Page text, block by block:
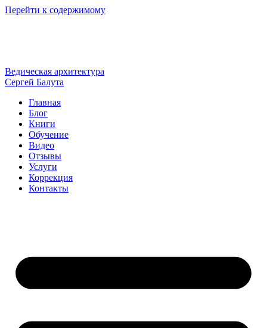
Перейти к содержимому
Ведическая архитектура
Сергей Балута
Главная
Блог
Книги
Обучение
Видео
Отзывы
Услуги
Коррекция
Контакты